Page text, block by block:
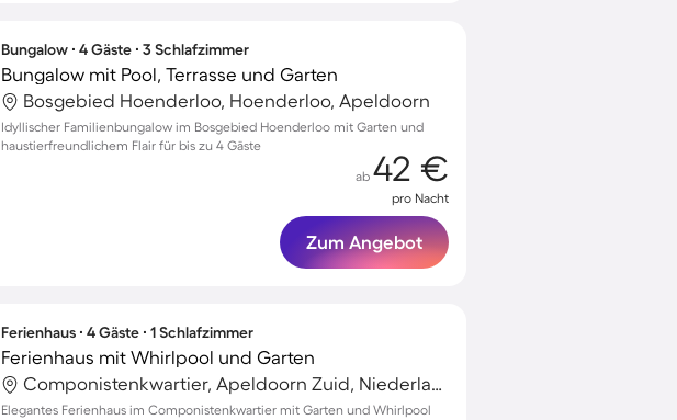
Bungalow ∙ 4 Gäste ∙ 3 Schlafzimmer
Bungalow mit Pool, Terrasse und Garten
Bosgebied Hoenderloo, Hoenderloo, Apeldoorn
Idyllischer Familienbungalow im Bosgebied Hoenderloo mit Garten und
haustierfreundlichem Flair für bis zu 4 Gäste
ab 42 €
pro Nacht
Zum Angebot
Ferienhaus ∙ 4 Gäste ∙ 1 Schlafzimmer
Ferienhaus mit Whirlpool und Garten
Componistenkwartier, Apeldoorn Zuid, Niederlande
Elegantes Ferienhaus im Componistenkwartier mit Garten und Whirlpool